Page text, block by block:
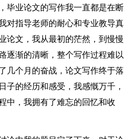
毕业论文的写作我一直都是在断
对指导老师的耐心和专业教导真
论文，我从最初的茫然，到慢慢
逐渐的清晰，整个写作过程难以
几个月的奋战，论文写作终于落
子的经历和感受，我感慨万千，
中，我拥有了难忘的回忆和收